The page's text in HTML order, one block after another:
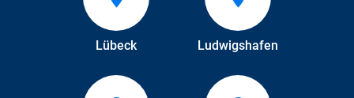
Lübeck Ludwigshafen